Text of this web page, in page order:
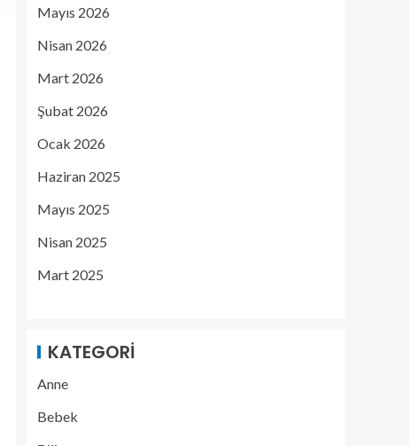
Mayıs 2026
Nisan 2026
Mart 2026
Şubat 2026
Ocak 2026
Haziran 2025
Mayıs 2025
Nisan 2025
Mart 2025
KATEGORI
Anne
Bebek